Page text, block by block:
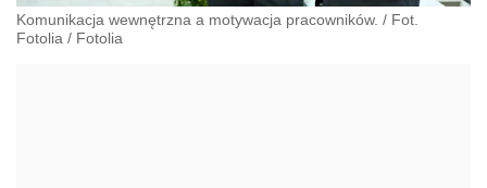
Komunikacja wewnętrzna a motywacja pracowników. / Fot.
Fotolia / Fotolia